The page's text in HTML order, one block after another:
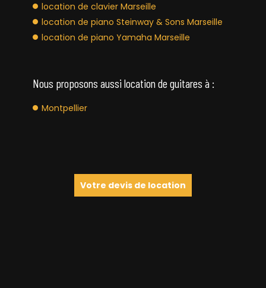
location de clavier Marseille
location de piano Steinway & Sons Marseille
location de piano Yamaha Marseille
Nous proposons aussi location de guitares à :
Montpellier
Votre devis de location